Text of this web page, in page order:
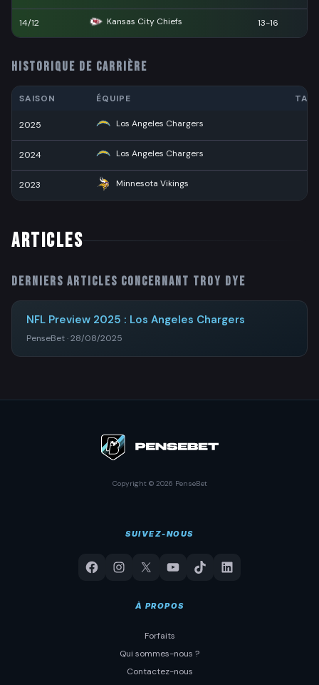
14/12 Kansas City Chiefs 13-16
HISTORIQUE DE CARRIÈRE
SAISON ÉQUIPE
2025 Los Angeles Chargers
2024 Los Angeles Chargers
2023 Minnesota Vikings
ARTICLES
Derniers articles concernant Troy Dye
NFL Preview 2025 : Los Angeles Chargers
PenseBet · 28/08/2025
Copyright © 2026 PenseBet
SUIVEZ-NOUS
À PROPOS
Forfaits
Qui sommes-nous ?
Contactez-nous